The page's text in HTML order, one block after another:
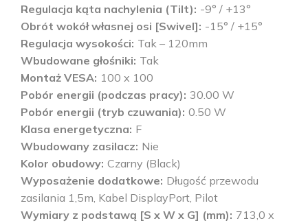
Regulacja kąta nachylenia (Tilt) -9° / +13°
Obrót wokół własnej osi [Swivel] -15° / +15°
Regulacja wysokości Tak – 120mm
Wbudowane głośniki Tak
Montaż VESA 100 x 100
Pobór energii (podczas pracy) 30.00 W
Pobór energii (tryb czuwania) 0.50 W
Klasa energetyczna F
Wbudowany zasilacz Nie
Kolor obudowy Czarny (Black)
Wyposażenie dodatkowe Długość przewodu
zasilania 1,5m, Kabel DisplayPort, Pilot
Wymiary z podstawą [S x W x G] (mm) 713,0 x